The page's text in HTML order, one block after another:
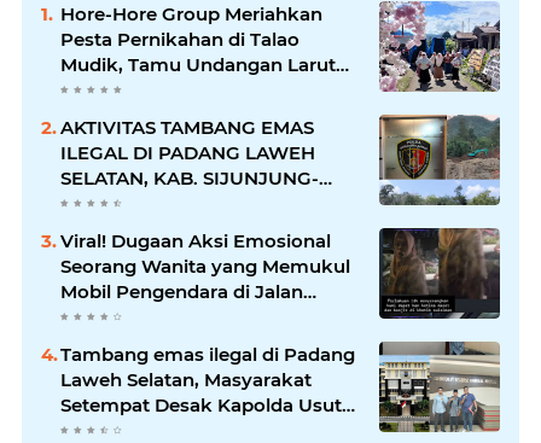
Hore-Hore Group Meriahkan
Pesta Pernikahan di Talao
Mudik, Tamu Undangan Larut
dalam Suasana Penuh
AKTIVITAS TAMBANG EMAS
ILEGAL DI PADANG LAWEH
SELATAN, KAB. SIJUNJUNG-
SUMBAR SEMAKIN
MERAJALELA
Viral! Dugaan Aksi Emosional
Seorang Wanita yang Memukul
Mobil Pengendara di Jalan
Khatib Sulaiman
Tambang emas ilegal di Padang
Laweh Selatan, Masyarakat
Setempat Desak Kapolda Usut
Tuntas